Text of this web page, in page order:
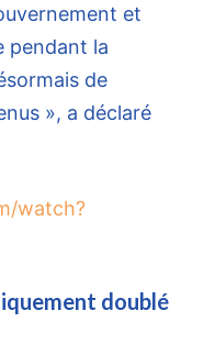
et
pendant la
de
», a déclaré
watch?
doublé